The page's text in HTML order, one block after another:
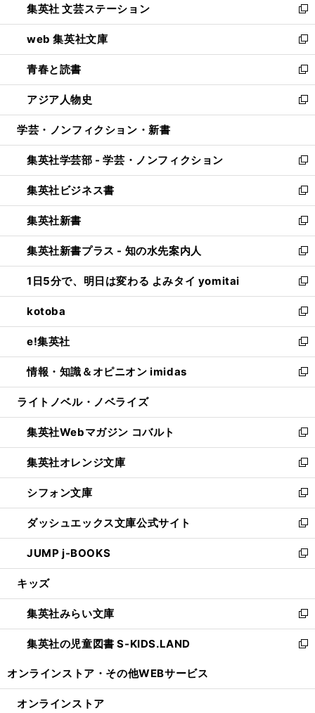
く
ィ
ン
ド
ウ
で
開
く
い
ウ
ィ
ン
ド
ウ
で
開
集英社 文芸ステーション
新
し
い
ウ
ィ
ン
ド
ウ
開
く
web 集英社文庫
新
し
い
ウ
ィ
ン
ウ
で
開
く
青春と読書
新
し
い
ウ
ン
ド
ウ
で
開
く
アジア人物史
新
し
ウ
ィ
ン
ド
ウ
で
開
く
学芸・ノンフィクション・新書
集英社学芸部 - 学芸・ノンフィクション
新
し
い
ウ
ィ
ン
ド
ウ
で
開
く
集英社ビジネス書
新
し
い
ウ
ィ
ン
ド
ウ
で
開
く
集英社新書
新
し
い
ウ
ィ
ン
ド
ウ
で
開
く
集英社新書プラス - 知の水先案内人
新
し
い
ウ
ィ
ン
ド
ウ
で
開
1日5分で、明日は変わる よみタイ yomitai
新
し
い
ウ
ィ
ン
ド
ウ
開
く
kotoba
新
し
い
ウ
ィ
ン
ウ
で
開
く
e!集英社
新
し
い
ウ
ン
ド
ウ
で
開
く
情報・知識＆オピニオン imidas
新
し
ウ
ィ
ン
ド
ウ
で
開
く
ライトノベル・ノベライズ
集英社Webマガジン コバルト
新
し
い
ウ
ィ
ン
ド
ウ
で
開
集英社オレンジ文庫
新
し
い
ウ
ィ
ン
ド
ウ
開
く
シフォン文庫
新
し
い
ウ
ィ
ン
ウ
で
開
く
ダッシュエックス文庫公式サイト
新
し
い
ウ
ン
ド
ウ
で
JUMP j-BOOKS
新
し
ウ
ィ
ン
ド
開
キッズ
集英社みらい文庫
新
し
い
ン
集英社の児童図書 S-KIDS.LAND
新
ウ
オンラインストア・ その他WEBサービス
オンラインストア